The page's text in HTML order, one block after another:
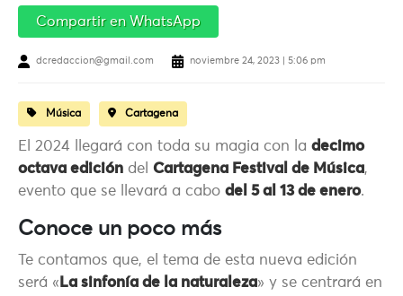
Compartir en WhatsApp
dcredaccion@gmail.com noviembre 24, 2023 | 5:06 pm
Música Cartagena
El 2024 llegará con toda su magia con la decimo
octava edición del Cartagena Festival de Música,
evento que se llevará a cabo del 5 al 13 de enero.
Conoce un poco más
Te contamos que, el tema de esta nueva edición
será « La sinfonía de la naturaleza» y se centrará en